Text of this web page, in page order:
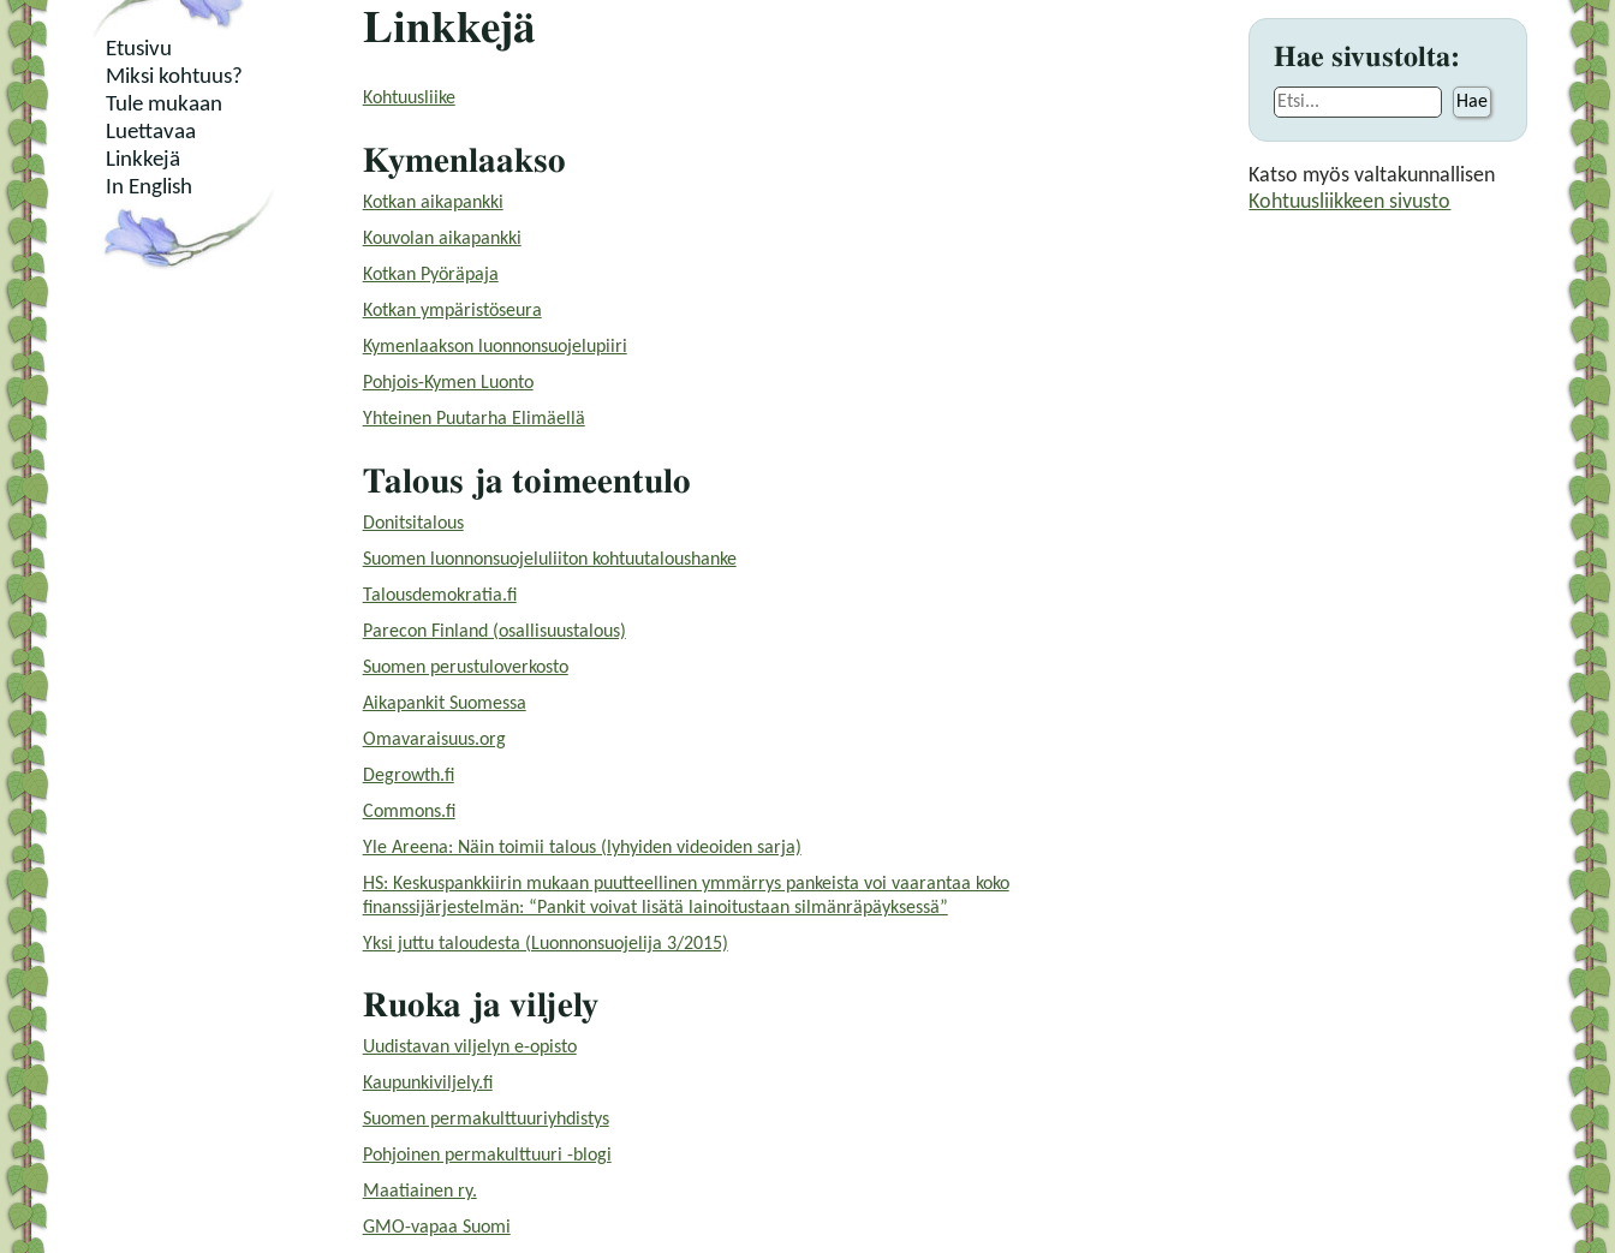
Etusivu
Miksi kohtuus?
Tule mukaan
Luettavaa
Linkkejä
In English
Hae sivustolta:
Hae
Katso myös valtakunnallisen
Kohtuusliikkeen sivusto
Linkkejä
Kohtuusliike
Kymenlaakso
Kotkan aikapankki
Kouvolan aikapankki
Kotkan Pyöräpaja
Kotkan ympäristöseura
Kymenlaakson luonnonsuojelupiiri
Pohjois-Kymen Luonto
Yhteinen Puutarha Elimäellä
Talous ja toimeentulo
Donitsitalous
Suomen luonnonsuojeluliiton kohtuutaloushanke
Talousdemokratia.fi
Parecon Finland (osallisuustalous)
Suomen perustuloverkosto
Aikapankit Suomessa
Omavaraisuus.org
Degrowth.fi
Commons.fi
Yle Areena: Näin toimii talous (lyhyiden videoiden sarja)
HS: Keskuspankkiirin mukaan puutteellinen ymmärrys pankeista voi vaarantaa koko
finanssijärjestelmän: “Pankit voivat lisätä lainoitustaan silmänräpäyksessä”
Yksi juttu taloudesta (Luonnonsuojelija 3/2015)
Ruoka ja viljely
Uudistavan viljelyn e-opisto
Kaupunkiviljely.fi
Suomen permakulttuuriyhdistys
Pohjoinen permakulttuuri -blogi
Maatiainen ry.
GMO-vapaa Suomi